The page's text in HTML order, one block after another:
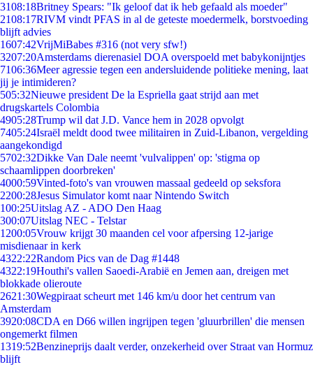
3108:18Britney Spears: "Ik geloof dat ik heb gefaald als moeder"
2108:17RIVM vindt PFAS in al de geteste moedermelk, borstvoeding
blijft advies
1607:42VrijMiBabes #316 (not very sfw!)
3207:20Amsterdams dierenasiel DOA overspoeld met babykonijntjes
7106:36Meer agressie tegen een andersluidende politieke mening, laat
jij je intimideren?
505:32Nieuwe president De la Espriella gaat strijd aan met
drugskartels Colombia
4905:28Trump wil dat J.D. Vance hem in 2028 opvolgt
7405:24Israël meldt dood twee militairen in Zuid-Libanon, vergelding
aangekondigd
5702:32Dikke Van Dale neemt 'vulvalippen' op: 'stigma op
schaamlippen doorbreken'
4000:59Vinted-foto's van vrouwen massaal gedeeld op seksfora
2200:28Jesus Simulator komt naar Nintendo Switch
100:25Uitslag AZ - ADO Den Haag
300:07Uitslag NEC - Telstar
1200:05Vrouw krijgt 30 maanden cel voor afpersing 12-jarige
misdienaar in kerk
4322:22Random Pics van de Dag #1448
4322:19Houthi's vallen Saoedi-Arabië en Jemen aan, dreigen met
blokkade olieroute
2621:30Wegpiraat scheurt met 146 km/u door het centrum van
Amsterdam
3920:08CDA en D66 willen ingrijpen tegen 'gluurbrillen' die mensen
ongemerkt filmen
1319:52Benzineprijs daalt verder, onzekerheid over Straat van Hormuz
blijft